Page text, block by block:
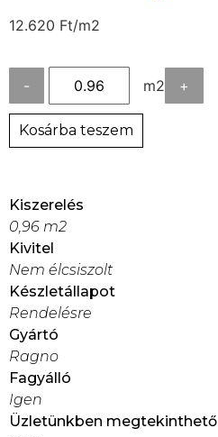
12.620 Ft/m2
- m2 +
Kosárba teszem
Kiszerelés
0,96 m2
Kivitel
Nem élcsiszolt
Készletállapot
Rendelésre
Gyártó
Ragno
Fagyálló
Igen
Üzletünkben megtekinthető